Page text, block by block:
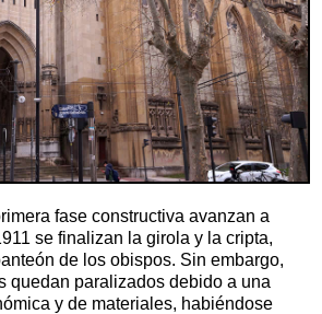
fase constructiva avanzan a
se finalizan la girola y la cripta,
de los obispos. Sin embargo,
quedan paralizados debido a una
y de materiales, habiéndose